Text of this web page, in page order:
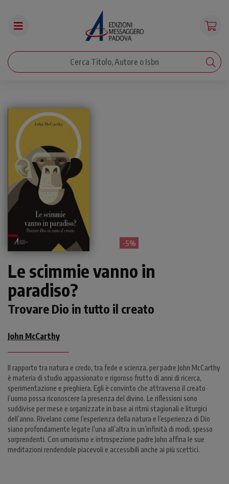
- 5%
Le scimmie vanno in
paradiso?
Trovare Dio in tutto il creato
John McCarthy
Il rapporto tra natura e credo, tra fede e scienza, per padre John McCarthy
è materia di studio appassionato e rigoroso frutto di anni di ricerca,
sperimentazione e preghiera. Egli è convinto che attraverso il creato
l’uomo possa riconoscere la presenza del divino. Le riflessioni sono
suddivise per mese e organizzate in base ai ritmi stagionali e liturgici
dell’anno. Rivelano come l’esperienza della natura e l’esperienza di Dio
siano profondamente legate l’una all’altra in un’infinità di modi, spesso
sorprendenti. Con umorismo e introspezione padre John affina le sue
meditazioni rendendole piacevoli e accessibili anche ai più scettici.